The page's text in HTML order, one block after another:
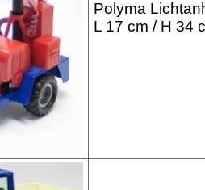
Polyma
L 17 cm / H 34